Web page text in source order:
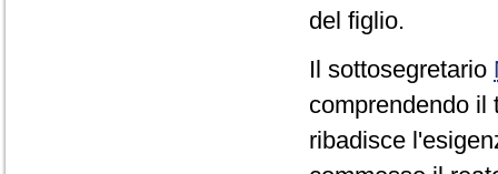
del figlio.
Il sottosegretario
comprendendo il
ribadisce